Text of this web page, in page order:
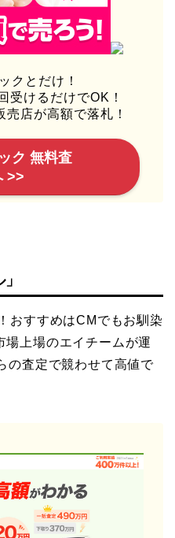
クとだけ！
受けるだけでOK！
店が高額で落札！
ク 無料査
>>
おすすめはCMでもお馴染
場上場のエイチームが運
の査定で競わせて高値で